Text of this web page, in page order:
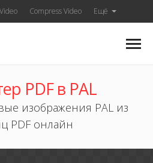
Compress Video Ещё
PDF в PAL
изображения PAL из
PDF онлайн